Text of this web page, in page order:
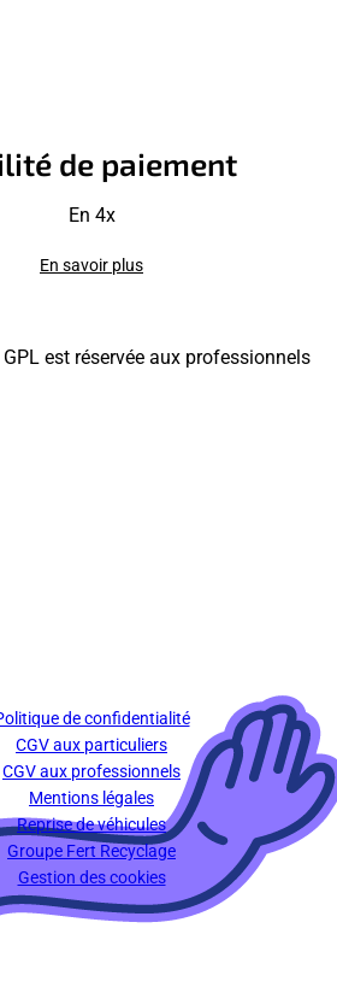
de paiement
En 4x
En savoir plus
est réservée aux professionnels
de confidentialité
CGV aux particuliers
CGV aux professionnels
Mentions légales
Reprise de véhicules
Groupe Fert Recyclage
Gestion des cookies